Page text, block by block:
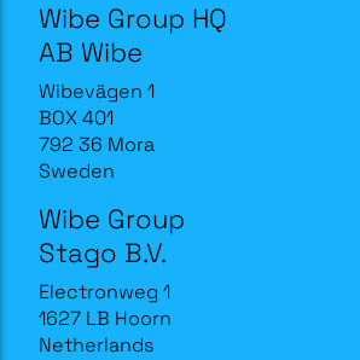
Wibe Group HQ
AB Wibe
Wibevägen 1
BOX 401
792 36 Mora
Sweden
Wibe Group
Stago B.V.
Electronweg 1
1627 LB Hoorn
Netherlands